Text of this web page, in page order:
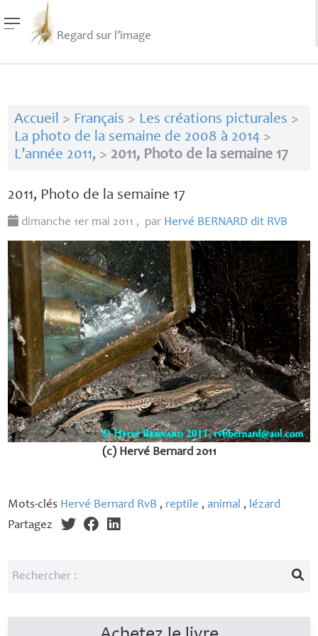
Regard sur l’image
Accueil > Français > Les créations picturales >
La photo de la semaine de 2008 à 2014>
L’année 2011, > 2011, Photo de la semaine 17
2011, Photo de la semaine 17
dimanche 1er mai 2011 , par Hervé BERNARD dit RVB
(c) Hervé Bernard 2011
Mots-clés Hervé Bernard RvB , reptile ,animal , lézard
Partagez